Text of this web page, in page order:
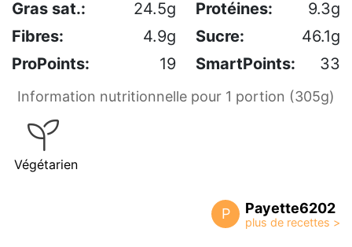
Gras sat.:
24.5g Protéines:
9.3g
Fibres:
4.9g Sucre:
46.1g
ProPoints:
19 SmartPoints: 33
Information nutritionnelle pour 1 portion (305g)
Végétarien
P Payette6202